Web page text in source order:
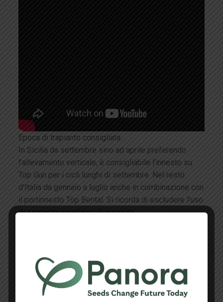
Epoca di trapianto consigliata:
In Sicilia da settembre sino ad aprile preferendo
l’allevamento verticale, è consigliabile l’innesto su
Top Gun per i cicli lunghi di settembre. Nel resto
d’Italia da gennaio a luglio anche in combinazione con
il portinnesto Top Bental. Si ricorda di escludere l’uso
di sostanze regolatori di crescita.
Related posts